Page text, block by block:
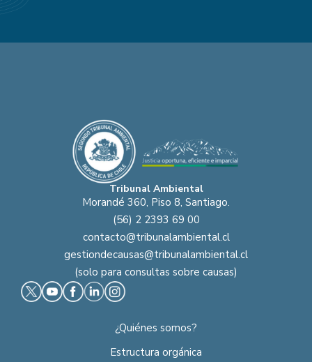
Tribunal Ambiental
Morandé 360, Piso 8, Santiago.
(56) 2 2393 69 00
contacto@tribunalambiental.cl
gestiondecausas@tribunalambiental.cl
(solo para consultas sobre causas)
¿Quiénes somos?
Estructura orgánica